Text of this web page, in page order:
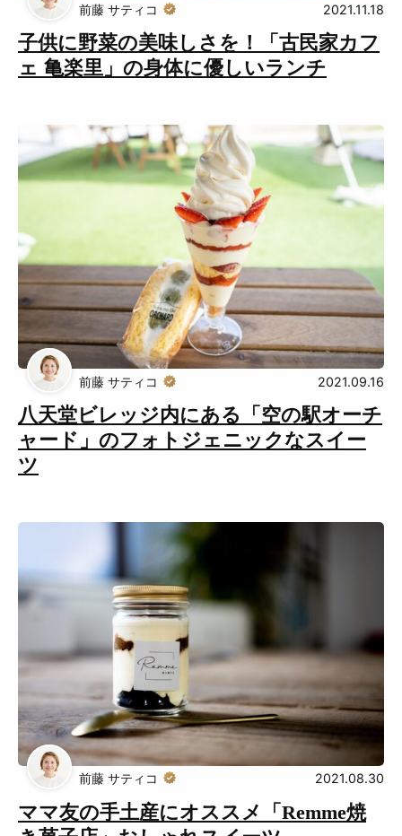
子供に野菜の美味しさを！「古民家カフ
ェ 亀楽里」の身体に優しいランチ
前藤 サティコ 2021.11.18
八天堂ビレッジ内にある「空の駅オーチ
ャード」のフォトジェニックなスイー
ツ
前藤 サティコ 2021.09.16
ママ友の手土産にオススメ「Remme焼
前藤 サティコ 2021.08.30